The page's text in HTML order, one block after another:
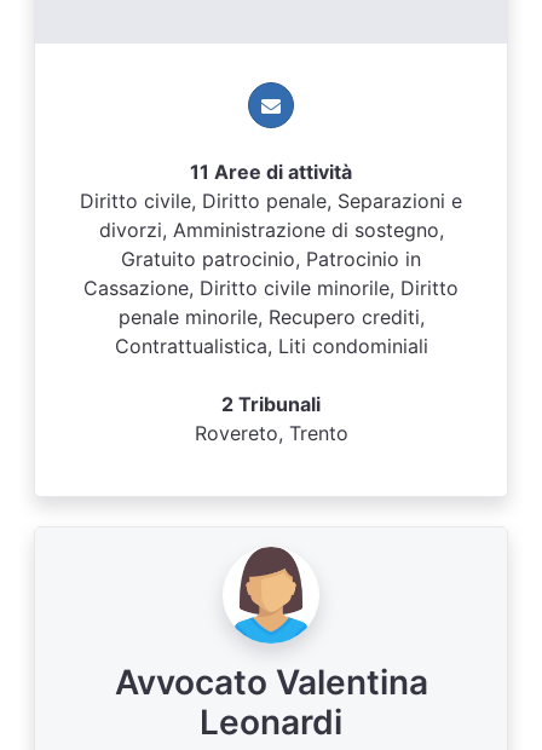
11 Aree di attività
Diritto civile, Diritto penale, Separazioni e
divorzi, Amministrazione di sostegno,
Gratuito patrocinio, Patrocinio in
Cassazione, Diritto civile minorile, Diritto
penale minorile, Recupero crediti,
Contrattualistica, Liti condominiali
2 Tribunali
Rovereto, Trento
Avvocato Valentina
Leonardi